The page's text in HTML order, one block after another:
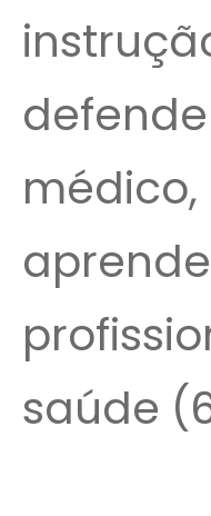
saúde